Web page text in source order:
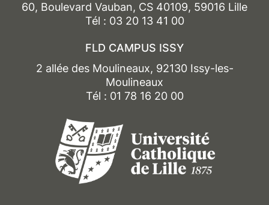
60, Boulevard Vauban, CS 40109, 59016 Lille
Tél : 03 20 13 41 00
FLD CAMPUS ISSY
2 allée des Moulineaux, 92130 Issy-les-
Moulineaux
Tél : 01 78 16 20 00